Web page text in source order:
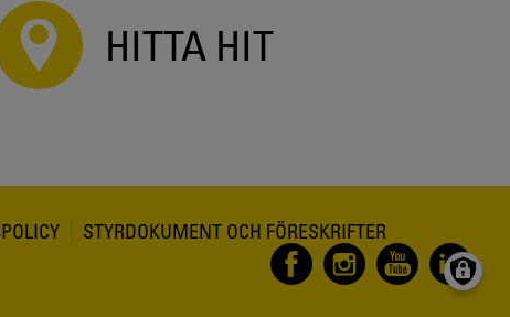
HITTA HIT
STYRDOKUMENT OCH FÖRESKRIFTER